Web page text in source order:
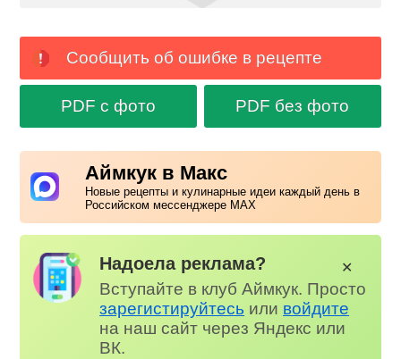
Сообщить об ошибке в рецепте
PDF с фото PDF без фото
Аймкук в Макс
Новые рецепты и кулинарные идеи каждый день в
Российском мессенджере MAX
Надоела реклама?
Вступайте в клуб Аймкук. Просто
зарегистируйтесь или войдите
на наш сайт через Яндекс или
ВК.
✕